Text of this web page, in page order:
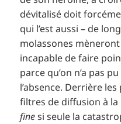
dévitalisé doit
qui l’est aussi – de
molassones
incapable de faire
parce qu’on n’a pas
l’absence. Derrière
filtres de diffusion à
finesi seule la